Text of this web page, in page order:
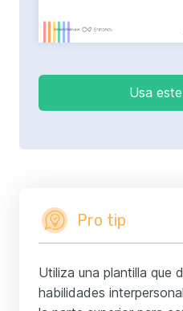
Usa
Pro tip
Utiliza una plantilla que
habilidades